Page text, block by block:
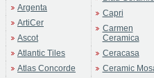
Argenta
ArtiCer
Ascot
Atlantic Tiles
Atlas Concorde
Capri
Carmen
Ceramica
Ceracasa
Ceramic